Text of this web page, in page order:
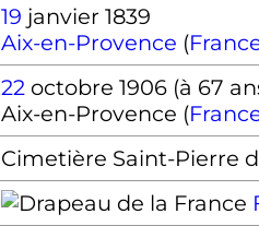
19 janvier 1839
Aix-en-Provence (
22 octobre 1906 (à 67
Aix-en-Provence (
Cimetière Saint-Pierre